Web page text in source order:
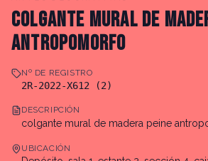
COLGANTE MURAL DE
ANTROPOMORFO
Nº DE REGISTRO
2R-2022-X612 (2)
DESCRIPCIÓN
colgante mural de madera peine
UBICACIÓN